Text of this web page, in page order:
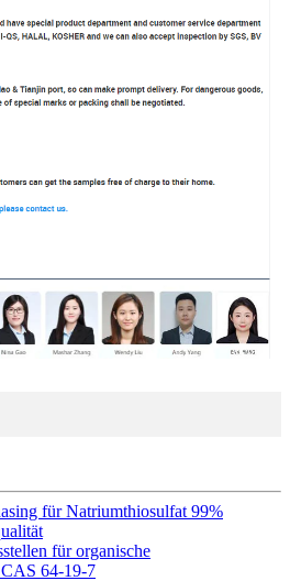
für Natriumthiosulfat 99%
für organische
64-19-7